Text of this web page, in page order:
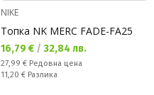
NIKE
Топка NK MERC FADE-FA25
Текуща цена:
16,79 € / 32,84 лв.
Редовна цена:
27,99 € Редовна цена
Спестявате:
11,20 € Разлика